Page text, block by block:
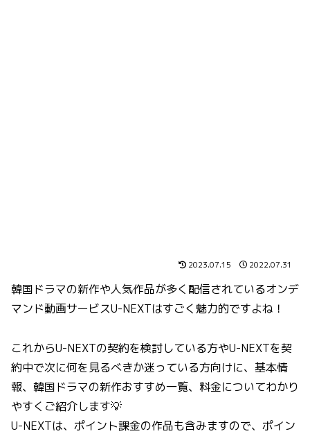
2023.07.15 2022.07.31
韓国ドラマの新作や人気作品が多く配信されているオンデ
マンド動画サービスU-NEXTはすごく魅力的ですよね！
これからU-NEXTの契約を検討している方やU-NEXTを契
約中で次に何を見るべきか迷っている方向けに、基本情
報、韓国ドラマの新作おすすめ一覧、料金についてわかり
やすくご紹介します💡
U-NEXTは、ポイント課金の作品も含みますので、ポイン